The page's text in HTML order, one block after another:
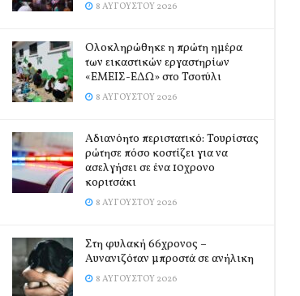
8 ΑΥΓΟΎΣΤΟΥ 2026
Ολοκληρώθηκε η πρώτη ημέρα
των εικαστικών εργαστηρίων
«ΕΜΕΙΣ-ΕΔΩ» στο Τσοτύλι
8 ΑΥΓΟΎΣΤΟΥ 2026
Αδιανόητο περιστατικό: Τουρίστας
ρώτησε πόσο κοστίζει για να
ασελγήσει σε ένα 10χρονο
κοριτσάκι
8 ΑΥΓΟΎΣΤΟΥ 2026
Στη φυλακή 66χρονος –
Αυνανιζόταν μπροστά σε ανήλικη
8 ΑΥΓΟΎΣΤΟΥ 2026